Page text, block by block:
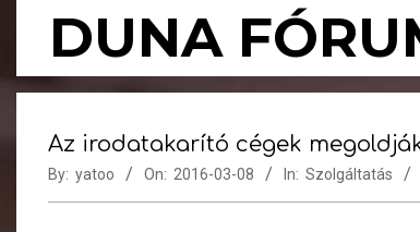
DUNA
Az irodatakarító cégek
By: yatoo On: 2016-03-08 In: Szolgáltatás